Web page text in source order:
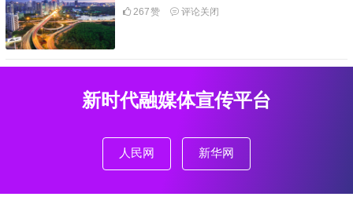
267赞 评论关闭
新时代融媒体宣传平台
人民网 新华网